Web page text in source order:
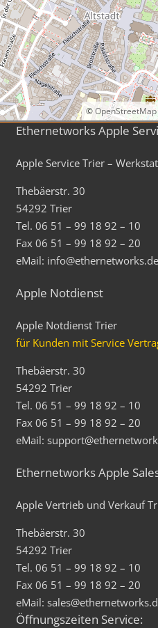
©OpenStreetMap
Ethernetworks Apple
Apple Service Trier –
Thebäerstr. 30
54292 Trier
Tel. 06 51 – 99 18 92 – 10
Fax 06 51 – 99 18 92 – 20
eMail: info@ethernetworks.de
Apple Notdienst
Apple Notdienst Trier
für Kunden mit Service
Thebäerstr. 30
54292 Trier
Tel. 06 51 – 99 18 92 – 10
Fax 06 51 – 99 18 92 – 20
eMail:
Ethernetworks Apple
Apple Vertrieb und Verkauf
Thebäerstr. 30
54292 Trier
Tel. 06 51 – 99 18 92 – 10
Fax 06 51 – 99 18 92 – 20
eMail:
Öffnungszeiten Service: